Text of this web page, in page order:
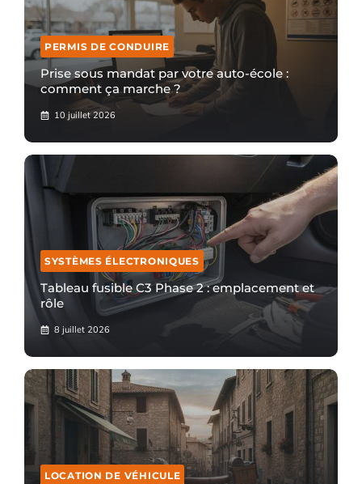
PERMIS DE CONDUIRE
Prise sous mandat par votre auto-école :
comment ça marche ?
10 juillet 2026
SYSTÈMES ÉLECTRONIQUES
Tableau fusible C3 Phase 2 : emplacement et
rôle
8 juillet 2026
LOCATION DE VÉHICULE